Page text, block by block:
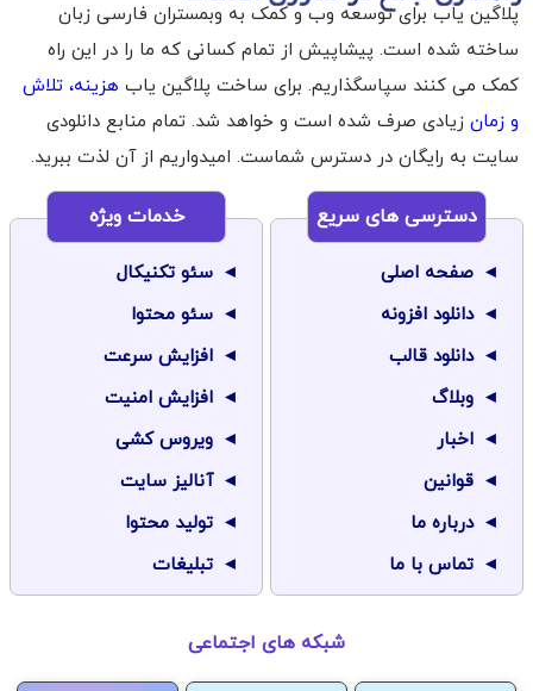
پلاگین یاب برای توسعه وب و کمک به وبمستران فارسی زبان
ساخته شده است. پیشاپیش از تمام کسانی که ما را در این راه
کمک می کنند سپاسگذاریم. برای ساخت پلاگین یاب هزینه، تلاش
و زمان زیادی صرف شده است و خواهد شد. تمام منابع دانلودی
سایت به رایگان در دسترس شماست. امیدواریم از آن لذت ببرید.
دسترسی های سریع
صفحه اصلی
دانلود افزونه
دانلود قالب
وبلاگ
اخبار
قوانین
درباره ما
تماس با ما
خدمات ویژه
سئو تکنیکال
سئو محتوا
افزایش سرعت
افزایش امنیت
ویروس کشی
آنالیز سایت
تولید محتوا
تبلیغات
شبکه های اجتماعی